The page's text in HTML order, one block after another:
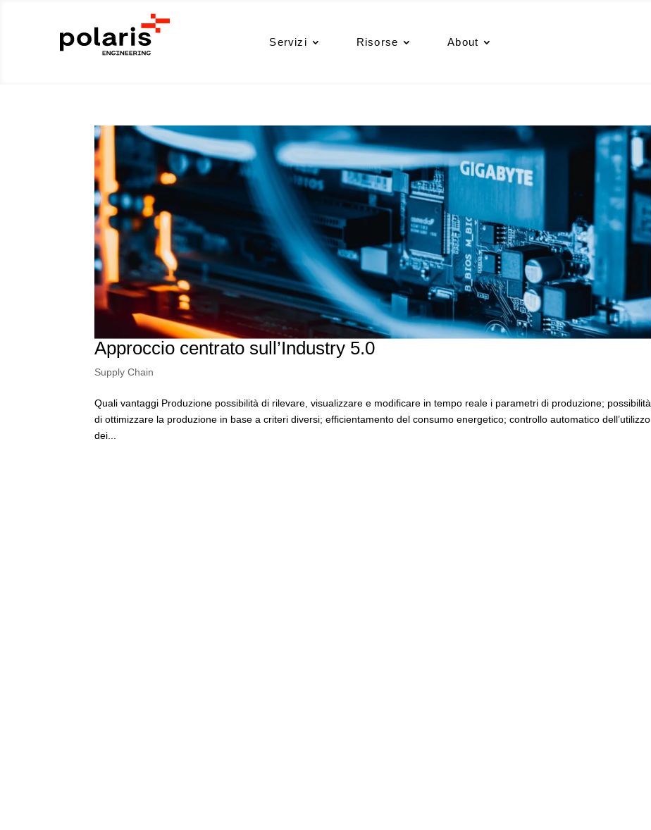
Servizi Risorse About
Approccio centrato sull’Industry 5.0
Supply Chain
Quali vantaggi Produzione possibilità di rilevare, visualizzare e modificare in tempo reale i parametri di produzione; possibilità
di ottimizzare la produzione in base a criteri diversi; efficientamento del consumo energetico; controllo automatico dell’utilizzo
dei...